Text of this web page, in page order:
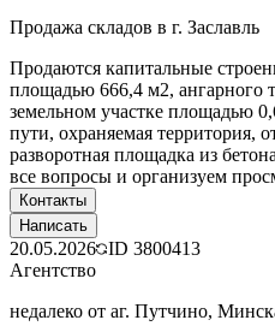
Продажа складов в г. Заславль
Продаются капитальные
площадью 666,4 м2, ангарного
земельном участке площадью
пути, охраняемая территория,
разворотная площадка из
все вопросы и организуем
Контакты
Написать
20.05.2026 ID 3800413
Агентство
недалеко от аг. Путчино,